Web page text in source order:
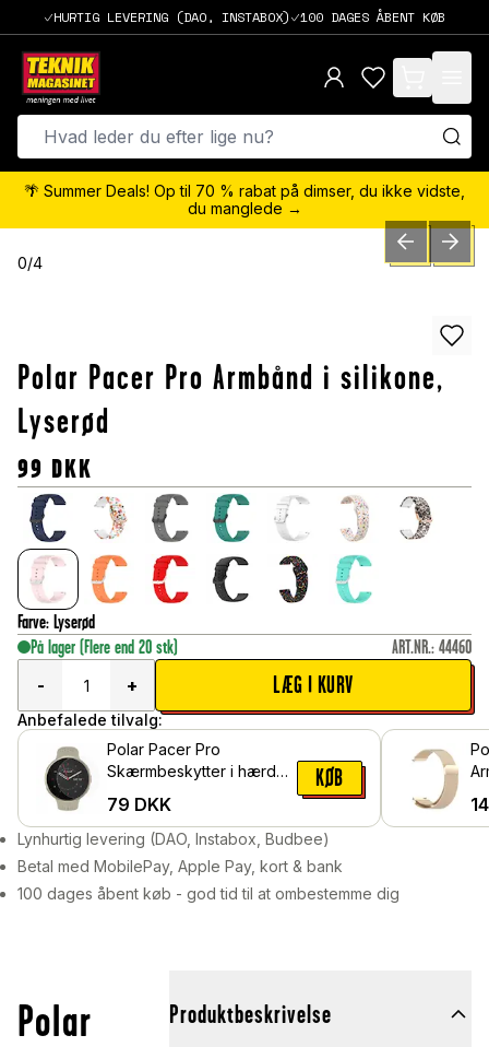
HURTIG LEVERING (DAO, INSTABOX) 100 DAGES ÅBENT KØB
items in cart,
🌴 Summer Deals! Op til 70 % rabat på dimser, du ikke vidste,
du manglede →
0/4 PREVIOUSNEXT
Polar Pacer Pro Armbånd i silikone,
Lyserød
99 DKK
Farve: Lyserød
På lager (Flere end 20 stk) ART.NR.: 44460
-
+ LÆG I KURV
Anbefalede tilvalg:
Polar Pacer Pro
Skærmbeskytter i hærdet
79 DKK
KØB
Lynhurtig levering (DAO, Instabox, Budbee)
Betal med MobilePay, Apple Pay, kort & bank
100 dages åbent køb - god tid til at ombestemme dig
Polar
Produktbeskrivelse